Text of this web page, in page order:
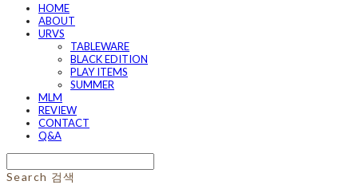
HOME
ABOUT
URVS
TABLEWARE
BLACK EDITION
PLAY ITEMS
SUMMER
MLM
REVIEW
CONTACT
Q&A
Search 검색